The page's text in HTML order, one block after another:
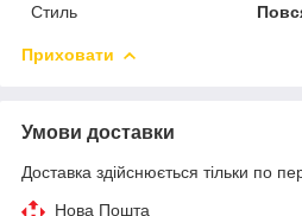
Стиль
Приховати
Умови доставки
Доставка здійснюється тільки по
Нова Пошта